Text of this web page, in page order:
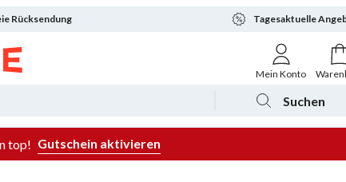
Rücksendung Tagesaktuelle
Mein Konto
Suchen
top! Gutschein aktivieren